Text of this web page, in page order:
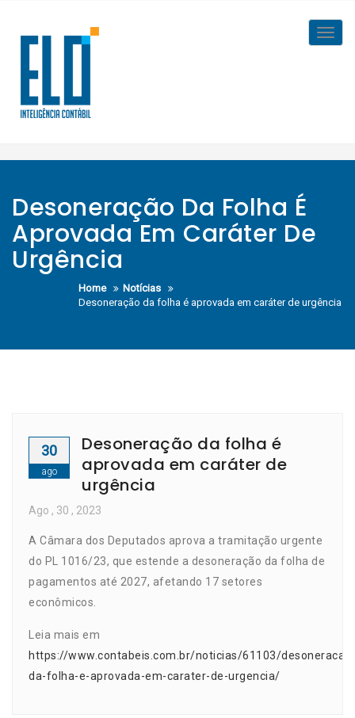
content
Desoneração Da Folha É
Aprovada Em Caráter De
Urgência
Home
Notícias
Desoneração da folha é aprovada em caráter de urgência
30
ago
Desoneração da folha é
aprovada em caráter de
urgência
Ago , 30 , 2023
A Câmara dos Deputados aprova a tramitação urgente
do PL 1016/23, que estende a desoneração da folha de
pagamentos até 2027, afetando 17 setores
econômicos.
Leia mais em
https://www.contabeis.com.br/noticias/61103/desoneracao-
da-folha-e-aprovada-em-carater-de-urgencia/